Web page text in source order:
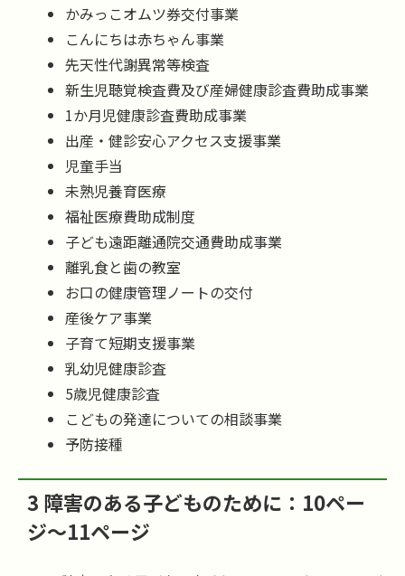
かみっこオムツ券交付事業
こんにちは赤ちゃん事業
先天性代謝異常等検査
新生児聴覚検査費及び産婦健康診査費助成事業
1か月児健康診査費助成事業
出産・健診安心アクセス支援事業
児童手当
未熟児養育医療
福祉医療費助成制度
子ども遠距離通院交通費助成事業
離乳食と歯の教室
お口の健康管理ノートの交付
産後ケア事業
子育て短期支援事業
乳幼児健康診査
5歳児健康診査
こどもの発達についての相談事業
予防接種
3 障害のある子どものために：10ペー
ジ～11ページ